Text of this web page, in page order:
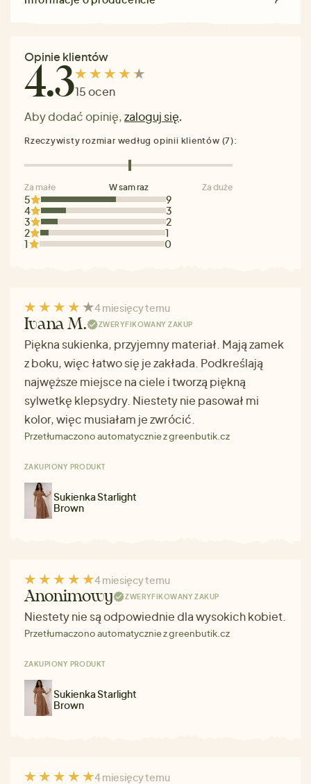
Opinie klientów
4.315 ocen
Aby dodać opinię,zaloguj się.
5
9
4
3
3
2
2
1
1
0
Rzeczywisty rozmiar według opinii klientów (7):
Za małe W sam raz Za duże
4 miesięcy temu
Ivana M. ZWERYFIKOWANY ZAKUP
Piękna sukienka, przyjemny materiał. Mają zamek
z boku, więc łatwo się je zakłada. Podkreślają
najwęższe miejsce na ciele i tworzą piękną
sylwetkę klepsydry. Niestety nie pasował mi
kolor, więc musiałam je zwrócić.
Przetłumaczono automatycznie z greenbutik.cz
ZAKUPIONY PRODUKT
Sukienka Starlight
Brown
4 miesięcy temu
Anonimowy ZWERYFIKOWANY ZAKUP
Niestety nie są odpowiednie dla wysokich kobiet.
Przetłumaczono automatycznie z greenbutik.cz
ZAKUPIONY PRODUKT
Sukienka Starlight
Brown
4 miesięcy temu